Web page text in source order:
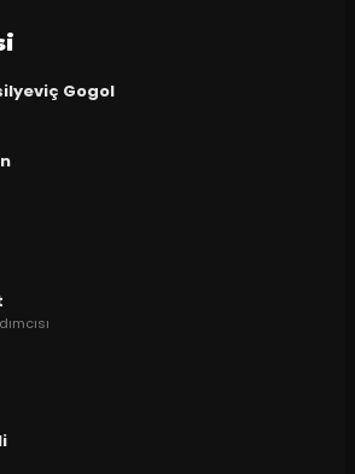
Gogol